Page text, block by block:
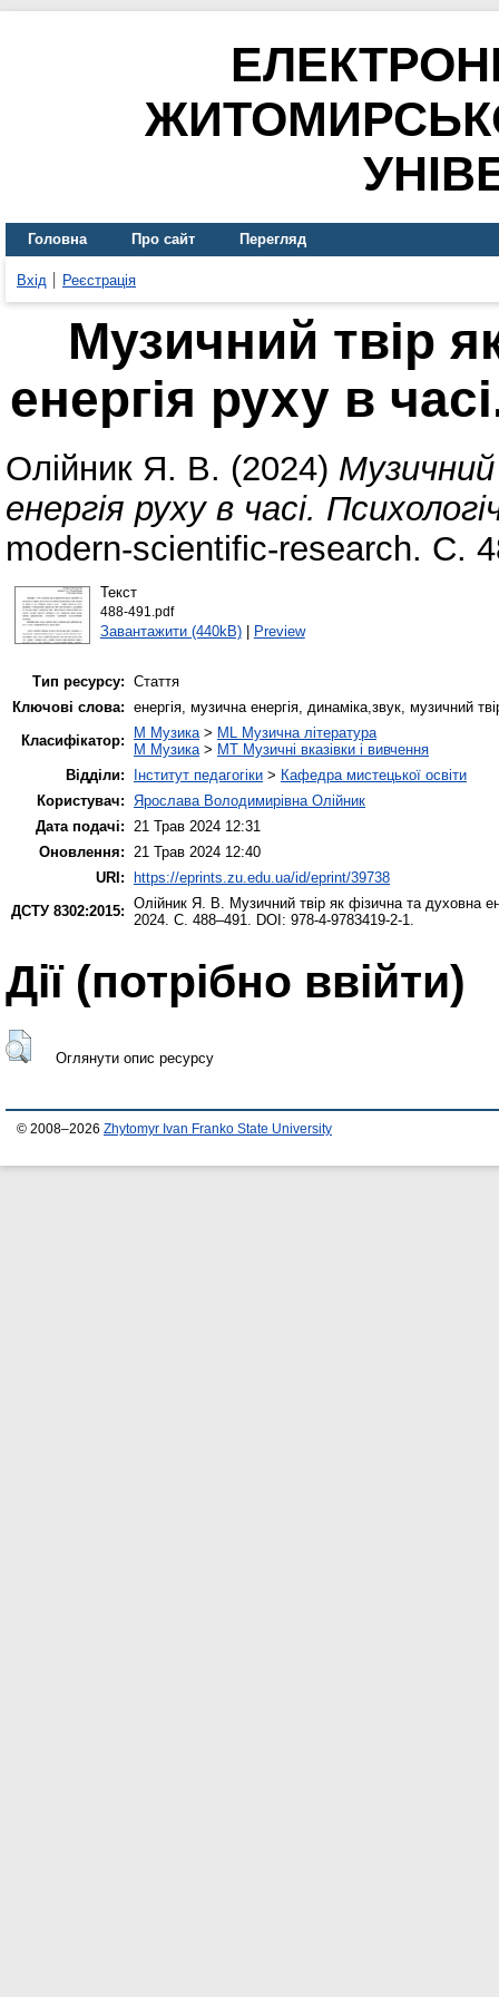
Головна Про сайт Перегляд
Вхід Реєстрація
Музичний твір
енергія руху в
Олійник Я. В. (2024)
енергія руху в часі.
modern-scientific-research. С.
Текст
488-491.pdf
Завантажити (440kB)| Preview
Тип ресурсу: Стаття
Ключові слова: енергія, музична енергія, динаміка,звук, музичний
Класифікатор:
M Музика> ML Музична література
M Музика> MT Музичні вказівки і вивчення
Відділи:
Інститут педагогіки > Кафедра мистецької освіти
Користувач: Ярослава Володимирівна Олійник
Дата подачі: 21 Трав 2024 12:31
Оновлення: 21 Трав 2024 12:40
URI:
https://eprints.zu.edu.ua/id/eprint/39738
ДСТУ 8302:2015: Олійник Я. В. Музичний твір як фізична та духовна
2024. С. 488–491. DOI: 978-4-9783419-2-1.
Дії ​​(потрібно ввійти)
Оглянути опис ресурсу
© 2008–2026 Zhytomyr Ivan Franko State University